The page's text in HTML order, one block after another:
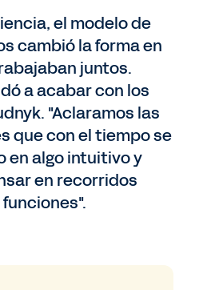
el modelo de
cambió la forma en
juntos.
a acabar con los
"Aclaramos las
que con el tiempo se
en algo intuitivo y
en recorridos